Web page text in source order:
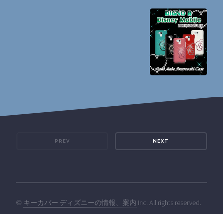
PREV NEXT
© キーカバー ディズニーの情報、案内 Inc. All rights reserved.